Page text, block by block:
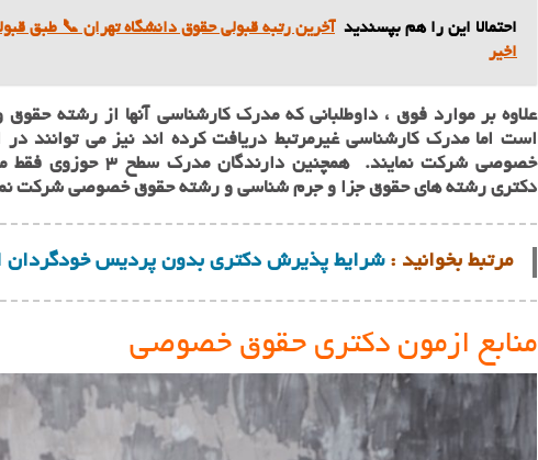
احتمالا این را هم بپسندید آخرین رتبه قبولی حقوق دانشگاه تهران 📞 طبق
اخیر
علاوه بر موارد فوق ، داوطلبانی که مدرک کارشناسی آنها از رشته‌
است اما مدرک کارشناسی غیرمرتبط دریافت کرده اند نیز می توانند
خصوصی شرکت نمایند. همچنین
دکتری رشته‌ های حقوق جزا و جرم شناسی و رشته‌ حقوق خصوصی شرکت
مرتبط بخوانید :شرایط پذیرش دکتری بدون پردیس
منابع ازمون دکتری حقوق خصوصی